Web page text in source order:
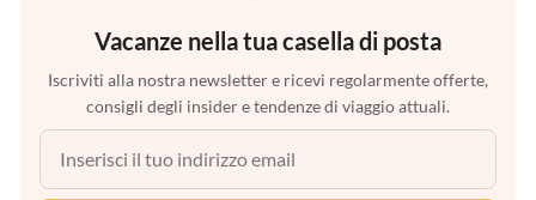
Vacanze nella tua casella di posta
Iscriviti alla nostra newsletter e ricevi regolarmente offerte,
consigli degli insider e tendenze di viaggio attuali.